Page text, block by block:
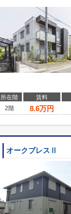
所在階 賃料
2階
8.6万円
オークブレスⅡ